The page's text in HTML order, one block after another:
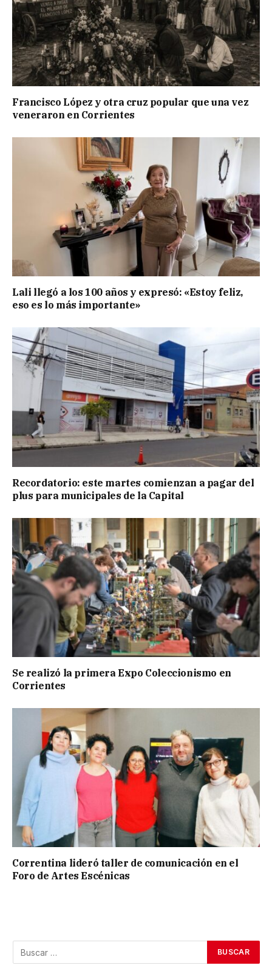
Francisco López y otra cruz popular que una vez
veneraron en Corrientes
Lali llegó a los 100 años y expresó: «Estoy feliz,
eso es lo más importante»
Recordatorio: este martes comienzan a pagar del
plus para municipales de la Capital
Se realizó la primera Expo Coleccionismo en
Corrientes
Correntina lideró taller de comunicación en el
Foro de Artes Escénicas